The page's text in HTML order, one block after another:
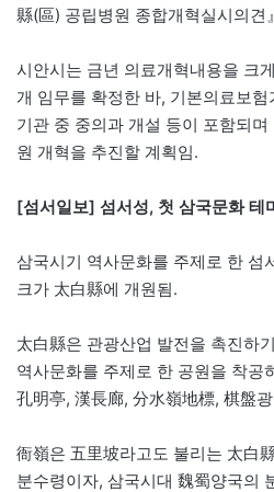
縣(區) 공립병원 종합개혁실시의견
시안시는 금년 의료개혁내용을 크
개 임무를 확정한 바, 기본의료보
기관 중 중의과 개설 등이 포함되
원 개혁을 추진할 계획임.
[섬서일보] 섬서성, 첫 삼국문화 테
삼국시기 역사문화를 주제로 한 섬
크가 太白縣에 개원됨.
太白縣은 관광산업 발전을 촉진하
역사문화를 주제로 한 공원을 착공
孔明亭, 漢長廊, 分水嶺地標, 棋盤
衙嶺은 五里坡라고도 불리는 太白
분수령이자, 삼국시대 魏蜀양국의